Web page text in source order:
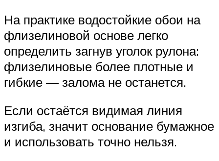
На практике водостойкие обои на
флизелиновой основе легко
определить загнув уголок рулона:
флизелиновые более плотные и
гибкие — залома не останется.
Если остаётся видимая линия
изгиба, значит основание бумажное
и использовать точно нельзя.